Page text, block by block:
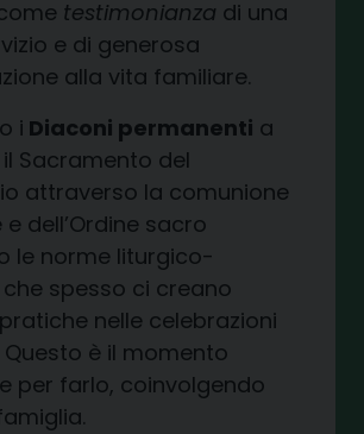
testimonianza di una
e di generosa
alla vita familiare.
i Diaconi permanenti a
il Sacramento del
attraverso la comunione
dell’Ordine sacro
le norme liturgico-
spesso ci creano
nelle celebrazioni
è il momento
per farlo, coinvolgendo